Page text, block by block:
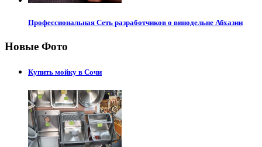
Профессиональная Сеть разработчиков о винодельне Абхазии
Новые Фото
Купить мойку в Сочи